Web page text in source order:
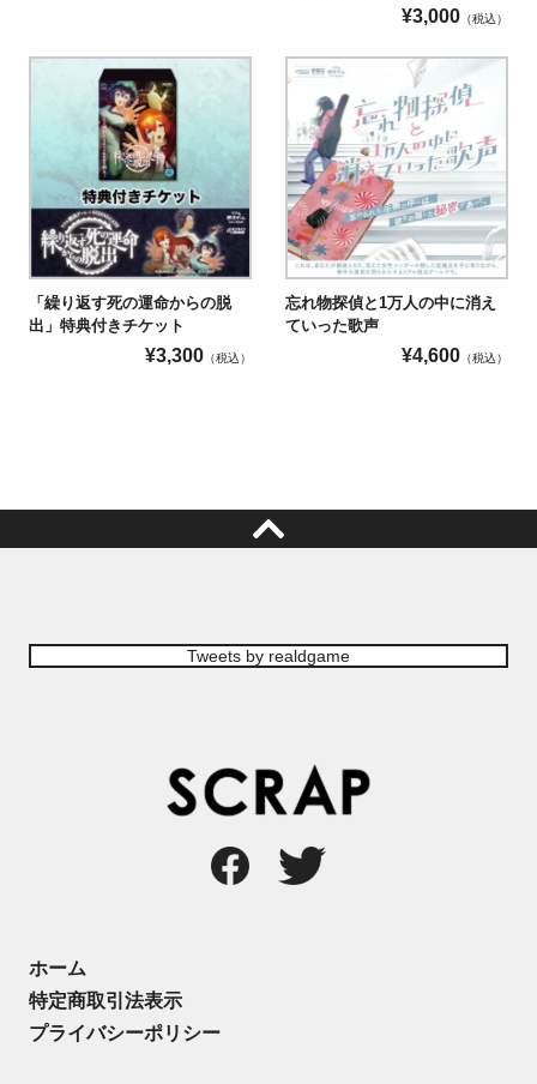
¥3,000 （税込）
「繰り返す死の運命からの脱
出」特典付きチケット
¥3,300 （税込）
忘れ物探偵と1万人の中に消え
ていった歌声
¥4,600 （税込）
Tweets by realdgame
ホーム
特定商取引法表示
プライバシーポリシー